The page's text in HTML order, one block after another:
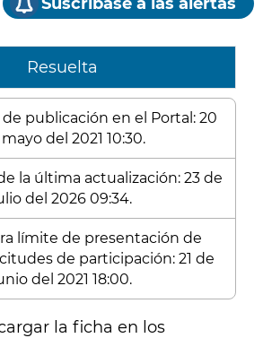
Resuelta
de publicación en el Portal: 20
del 2021 10:30.
la última actualización: 23 de
del 2026 09:34.
límite de presentación de
de participación: 21 de
del 2021 18:00.
la ficha en los